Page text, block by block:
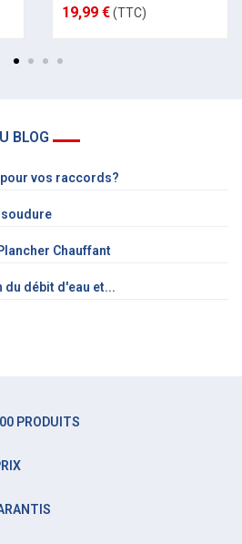
19,99 €(TTC)
BLOG
vos raccords?
Chauffant
débit d'eau et...
PRODUITS